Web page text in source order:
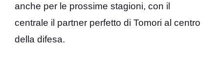
anche per le prossime stagioni, con il
centrale il partner perfetto di Tomori al centro
della difesa.